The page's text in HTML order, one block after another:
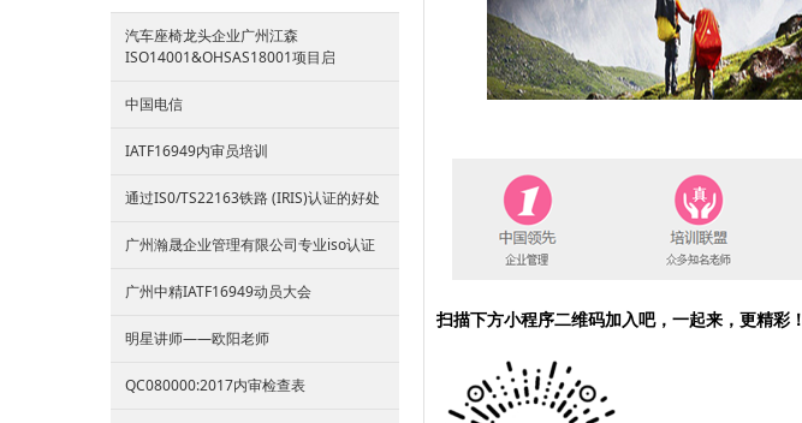
汽车座椅龙头企业广州江森
ISO14001&OHSAS18001项目启
中国电信
IATF16949内审员培训
通过IS0/TS22163铁路 (IRIS)认证的好处
广州瀚晟企业管理有限公司专业iso认证
广州中精IATF16949动员大会
明星讲师——欧阳老师
QC080000:2017内审检查表
扫描下方小程序二维码加入吧，一起来，更精彩！